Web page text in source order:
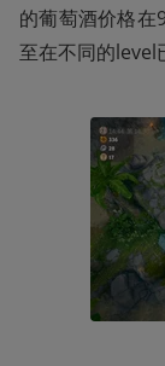
的葡萄酒价格在
至在不同的level